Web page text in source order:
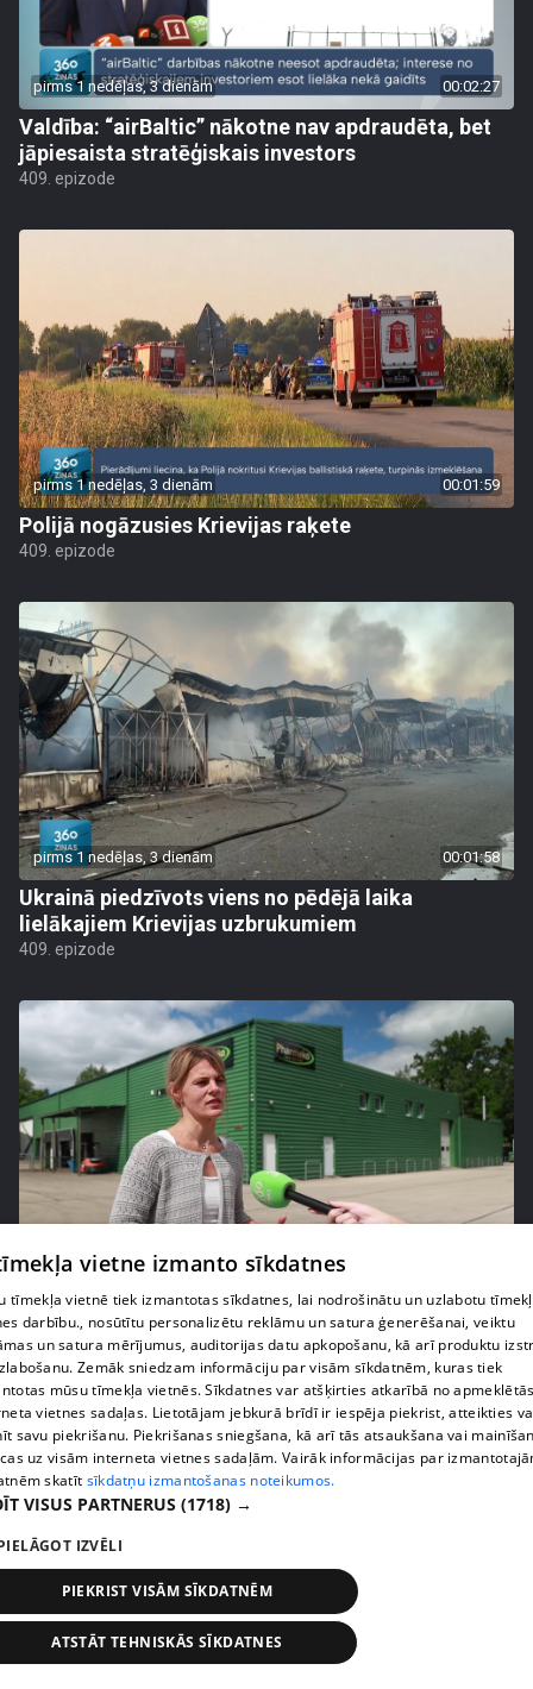
pirms 1 nedēļas, 3 dienām 00:02:27
Valdība: “airBaltic” nākotne nav apdraudēta, bet
jāpiesaista stratēģiskais investors
409. epizode
pirms 1 nedēļas, 3 dienām 00:01:59
Polijā nogāzusies Krievijas raķete
409. epizode
pirms 1 nedēļas, 3 dienām 00:01:58
Ukrainā piedzīvots viens no pēdējā laika
lielākajiem Krievijas uzbrukumiem
409. epizode
pirms 1 nedēļas, 3 dienām
Melleņu zelta drudzis: kas nosaka iepirkuma
cenu?
409. epizode
vietne izmanto sīkdatnes
tīmekļa vietnē tiek izmantotas sīkdatnes, lai nodrošinātu un uzlabotu
darbību., nosūtītu personalizētu reklāmu un satura ģenerēšanai, veiktu
un satura mērījumus, auditorijas datu apkopošanu, kā arī produktu
Zemāk sniedzam informāciju par visām sīkdatnēm, kuras tiek
mūsu tīmekļa vietnēs. Sīkdatnes var atšķirties atkarībā no
vietnes sadaļas. Lietotājam jebkurā brīdī ir iespēja piekrist, atteikties
savu piekrišanu. Piekrišanas sniegšana, kā arī tās atsaukšana vai
uz visām interneta vietnes sadaļām. Vairāk informācijas par
skatīt sīkdatņu izmantošanas noteikumos.
VISUS PARTNERUS (1718) →
IZVĒLI
PIEKRIST VISĀM SĪKDATNĒM
ATSTĀT TEHNISKĀS SĪKDATNES